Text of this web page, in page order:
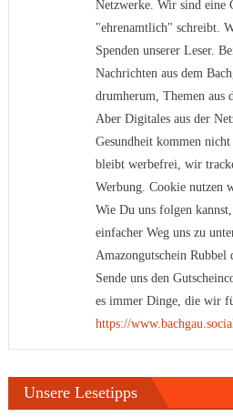
Netzwerke. Wir sind eine
"ehrenamtlich" schreibt.
Spenden unserer Leser.
Nachrichten aus dem
drumherum, Themen aus
Aber Digitales aus der
Gesundheit kommen
bleibt werbefrei, wir
Werbung. Cookie nutzen
Wie Du uns folgen
einfacher Weg uns zu
Amazongutschein Rubbel
Sende uns den
es immer Dinge, die wir
https://
Unsere Lesetipps